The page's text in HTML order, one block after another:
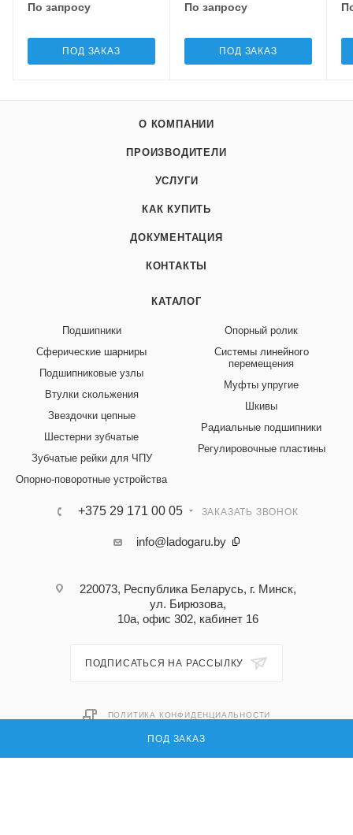
ПОД ЗАКАЗ
По запросу
ПОД ЗАКАЗ
По запросу
ПОД ЗАКАЗ
О КОМПАНИИ
ПРОИЗВОДИТЕЛИ
УСЛУГИ
КАК КУПИТЬ
ДОКУМЕНТАЦИЯ
КОНТАКТЫ
КАТАЛОГ
Подшипники
Сферические шарниры
Подшипниковые узлы
Втулки скольжения
Звездочки цепные
Шестерни зубчатые
Зубчатые рейки для ЧПУ
Опорно-поворотные устройства
Опорный ролик
Системы линейного
перемещения
Муфты упругие
Шкивы
Радиальные подшипники
Регулировочные пластины
+375 29 171 00 05 ЗАКАЗАТЬ ЗВОНОК
info@ladogaru.by
220073, Республика Беларусь, г. Минск,
ул. Бирюзова,
10а, офис 302, кабинет 16
ПОДПИСАТЬСЯ НА РАССЫЛКУ
ПОЛИТИКА КОНФИДЕНЦИАЛЬНОСТИ